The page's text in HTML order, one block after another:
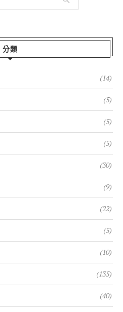
分類
(14)
(5)
(5)
(5)
(30)
(9)
(22)
(5)
(10)
(135)
(40)